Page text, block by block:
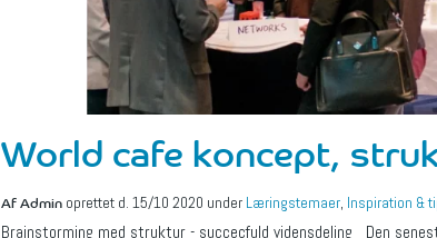
World cafe koncept,
AfAdmin oprettet d.15/10 2020 under Læringstemaer, Inspiration &
Brainstorming med struktur - succecfuld vidensdeling Den